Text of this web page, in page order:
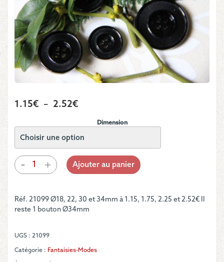
1.15€ – 2.52€Plage
prix :
à
2.52€
Dimension
-
quantité
de
Noir
satiné
+ Ajouter au panier
Réf. 21099 Ø18, 22, 30 et 34mm à 1.15, 1.75, 2.25 et 2.52€ Il
reste 1 bouton Ø34mm
UGS : 21099
Catégorie : Fantaisies-Modes